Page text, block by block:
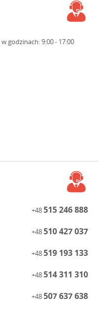
w godzinach: 9:00 - 17:00
+48515 246 888
+48510 427 037
+48519 193 133
+48514 311 310
+48507 637 638